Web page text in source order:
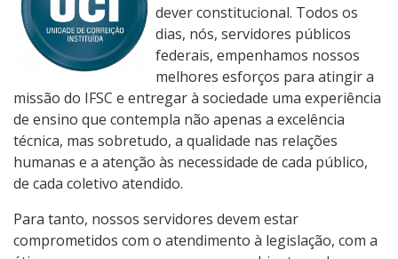
6- Receitas e Despesas
7- Licitações e Contratos
8- Servidores
9- Informações Classificadas
11- Perguntas Frequentes
dever constitucional. Todos os
dias, nós, servidores públicos
federais, empenhamos nossos
melhores esforços para atingir a
missão do IFSC e entregar à sociedade uma experiência
de ensino que contempla não apenas a excelência
técnica, mas sobretudo, a qualidade nas relações
humanas e a atenção às necessidade de cada público,
de cada coletivo atendido.
Para tanto, nossos servidores devem estar
comprometidos com o atendimento à legislação, com a